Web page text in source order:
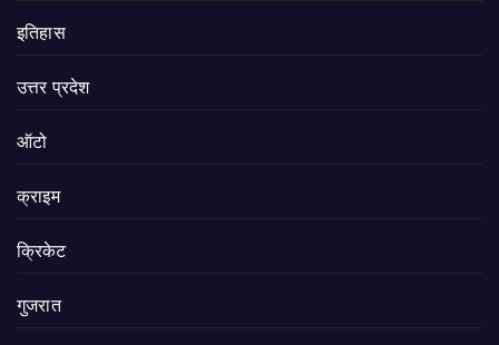
इतिहास
उत्तर प्रदेश
ऑटो
क्राइम
क्रिकेट
गुजरात